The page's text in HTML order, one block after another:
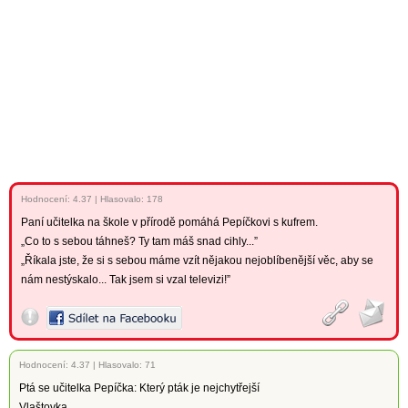
Hodnocení: 4.37 | Hlasovalo: 178
Paní učitelka na škole v přírodě pomáhá Pepíčkovi s kufrem.
„Co to s sebou táhneš? Ty tam máš snad cihly...”
„Říkala jste, že si s sebou máme vzít nějakou nejoblíbenější věc, aby se
nám nestýskalo... Tak jsem si vzal televizi!”
Hodnocení: 4.37 | Hlasovalo: 71
Ptá se učitelka Pepíčka: Který pták je nejchytřejší